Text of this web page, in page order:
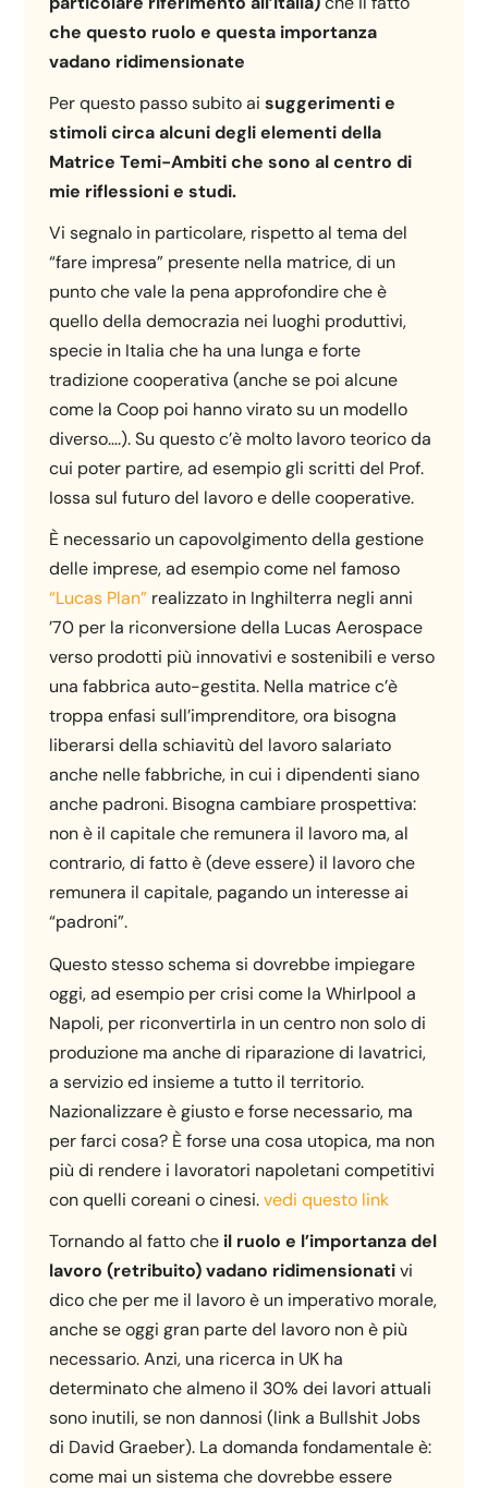
che questo ruolo e questa importanza
vadano ridimensionate
Per questo passo subito aisuggerimenti e
stimoli circa alcuni degli elementi della
Matrice Temi-Ambiti che sono al centro di
mie riflessioni e studi.
Vi segnalo in particolare, rispetto al tema del
“fare impresa” presente nella matrice, di un
punto che vale la pena approfondire che è
quello della democrazia nei luoghi produttivi,
specie in Italia che ha una lunga e forte
tradizione cooperativa (anche se poi alcune
come la Coop poi hanno virato su un modello
diverso….). Su questo c’è molto lavoro teorico da
cui poter partire, ad esempio gli scritti del Prof.
Iossa sul futuro del lavoro e delle cooperative.
È necessario un capovolgimento della gestione
delle imprese, ad esempio come nel famoso
“Lucas Plan” realizzato in Inghilterra negli anni
’70 per la riconversione della Lucas Aerospace
verso prodotti più innovativi e sostenibili e verso
una fabbrica auto-gestita. Nella matrice c’è
troppa enfasi sull’imprenditore, ora bisogna
liberarsi della schiavitù del lavoro salariato
anche nelle fabbriche, in cui i dipendenti siano
anche padroni. Bisogna cambiare prospettiva:
non è il capitale che remunera il lavoro ma, al
contrario, di fatto è (deve essere) il lavoro che
remunera il capitale, pagando un interesse ai
“padroni”.
Questo stesso schema si dovrebbe impiegare
oggi, ad esempio per crisi come la Whirlpool a
Napoli, per riconvertirla in un centro non solo di
produzione ma anche di riparazione di lavatrici,
a servizio ed insieme a tutto il territorio.
Nazionalizzare è giusto e forse necessario, ma
per farci cosa? È forse una cosa utopica, ma non
più di rendere i lavoratori napoletani competitivi
con quelli coreani o cinesi.vedi questo link
Tornando al fatto che il ruolo e l’importanza del
lavoro (retribuito) vadano ridimensionativi
dico che per me il lavoro è un imperativo morale,
anche se oggi gran parte del lavoro non è più
necessario. Anzi, una ricerca in UK ha
determinato che almeno il 30% dei lavori attuali
sono inutili, se non dannosi (link a Bullshit Jobs
di David Graeber). La domanda fondamentale è:
come mai un sistema che dovrebbe essere